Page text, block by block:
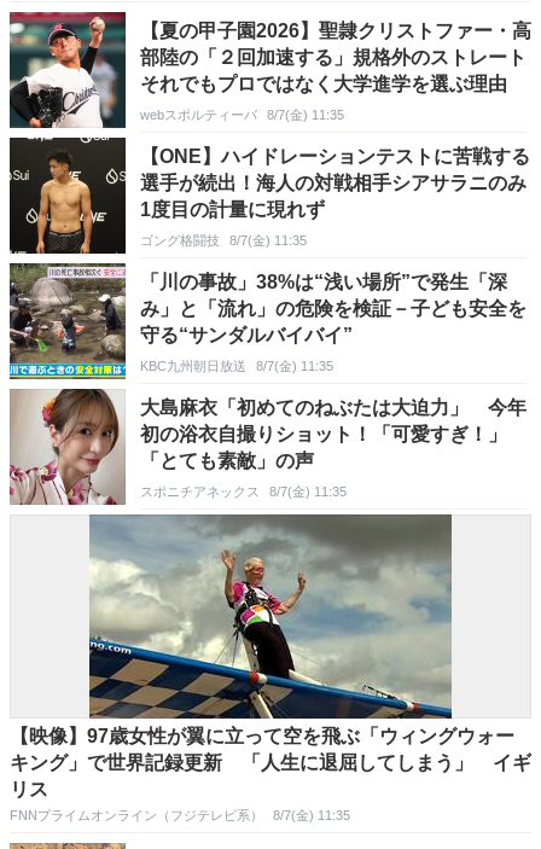
【夏の甲子園2026】聖隷クリストファー・高
部陸の「２回加速する」規格外のストレート
それでもプロではなく大学進学を選ぶ理由
webスポルティーバ 8/7(金) 11:35
【ONE】ハイドレーションテストに苦戦する
選手が続出！海人の対戦相手シアサラニのみ
1度目の計量に現れず
ゴング格闘技 8/7(金) 11:35
「川の事故」38%は“浅い場所”で発生「深
み」と「流れ」の危険を検証－子ども安全を
守る“サンダルバイバイ”
KBC九州朝日放送 8/7(金) 11:35
大島麻衣「初めてのねぶたは大迫力」 今年
初の浴衣自撮りショット！「可愛すぎ！」
「とても素敵」の声
スポニチアネックス 8/7(金) 11:35
【映像】97歳女性が翼に立って空を飛ぶ「ウィングウォー
キング」で世界記録更新 「人生に退屈してしまう」 イギ
リス
FNNプライムオンライン（フジテレビ系） 8/7(金) 11:35